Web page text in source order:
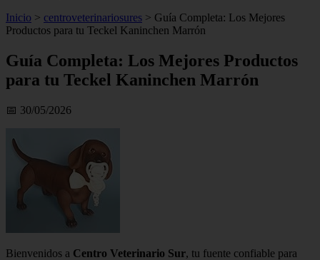
Inicio > centroveterinariosures > Guía Completa: Los Mejores
Productos para tu Teckel Kaninchen Marrón
Guía Completa: Los Mejores Productos
para tu Teckel Kaninchen Marrón
📅 30/05/2026
Bienvenidos a Centro Veterinario Sur, tu fuente confiable para